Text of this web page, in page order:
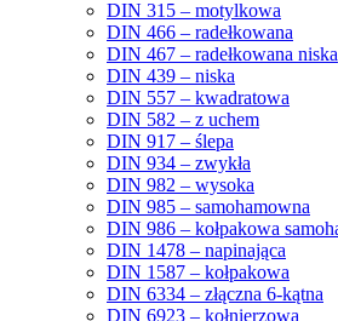
DIN 315 – motylkowa
DIN 466 – radełkowana
DIN 467 – radełkowana niska
DIN 439 – niska
DIN 557 – kwadratowa
DIN 582 – z uchem
DIN 917 – ślepa
DIN 934 – zwykła
DIN 982 – wysoka
DIN 985 – samohamowna
DIN 986 – kołpakowa
DIN 1478 – napinająca
DIN 1587 – kołpakowa
DIN 6334 – złączna 6-kątna
DIN 6923 – kołnierzowa